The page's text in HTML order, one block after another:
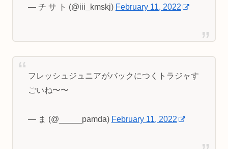
— チ サ ト (@iii_kmskj) February 11, 2022
フレッシュジュニアがバックにつくトラジャす
ごいね〜〜
— ま (@_____pamda) February 11, 2022